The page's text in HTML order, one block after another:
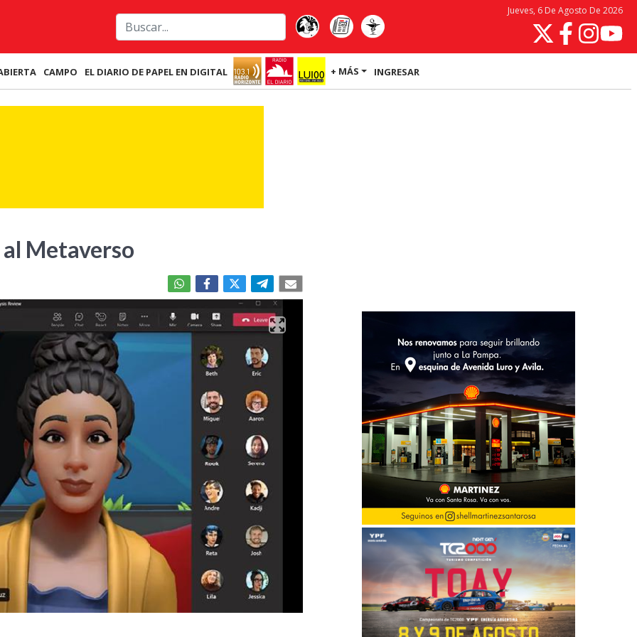
Jueves, 6 De Agosto De 2026
CAMPO EL DIARIO DE PAPEL EN DIGITAL + MÁS INGRESAR
Metaverso